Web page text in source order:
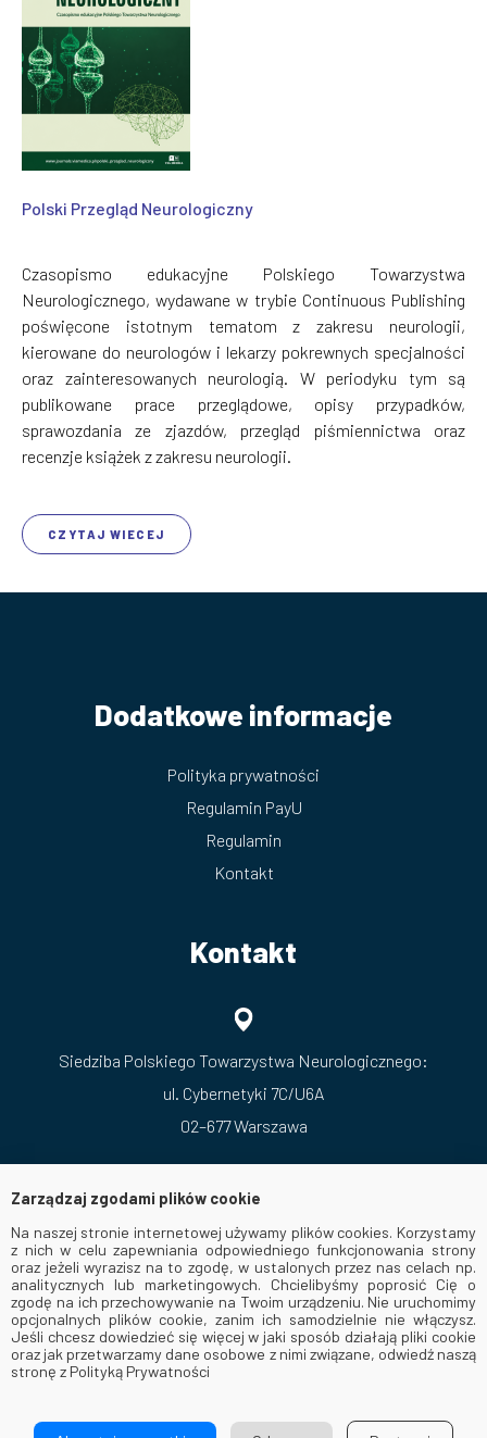
Polski Przegląd Neurologiczny
Czasopismo edukacyjne Polskiego Towarzystwa
Neurologicznego, wydawane w trybie Continuous Publishing
poświęcone istotnym tematom z zakresu neurologii,
kierowane do neurologów i lekarzy pokrewnych specjalności
oraz zainteresowanych neurologią. W periodyku tym są
publikowane prace przeglądowe, opisy przypadków,
sprawozdania ze zjazdów, przegląd piśmiennictwa oraz
recenzje książek z zakresu neurologii.
CZYTAJ WIECEJ
Dodatkowe informacje
Polityka prywatności
Regulamin PayU
Regulamin
Kontakt
Kontakt
Siedziba Polskiego Towarzystwa Neurologicznego:
ul. Cybernetyki 7C/U6A
02–677 Warszawa
© 2026 Via Medica. All Rights Reserved
Zarządzaj zgodami plików cookie
Na naszej stronie internetowej używamy plików cookies. Korzystamy
z nich w celu zapewniania odpowiedniego funkcjonowania strony
oraz jeżeli wyrazisz na to zgodę, w ustalonych przez nas celach np.
analitycznych lub marketingowych. Chcielibyśmy poprosić Cię o
zgodę na ich przechowywanie na Twoim urządzeniu. Nie uruchomimy
opcjonalnych plików cookie, zanim ich samodzielnie nie włączysz.
Jeśli chcesz dowiedzieć się więcej w jaki sposób działają pliki cookie
oraz jak przetwarzamy dane osobowe z nimi związane, odwiedź naszą
stronę z Polityką Prywatności